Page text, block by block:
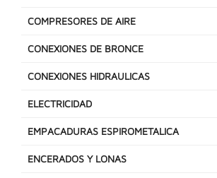
COMPRESORES DE AIRE
CONEXIONES DE BRONCE
CONEXIONES HIDRAULICAS
ELECTRICIDAD
EMPACADURAS ESPIROMETALICA
ENCERADOS Y LONAS